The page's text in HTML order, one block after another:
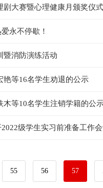
剧大赛暨心理健康月颁奖仪
永不停歇！
暨消防演练活动
艳等16名学生劝退的公示
等10名学生注销学籍的公
级学生实习前准备工作
55 56 57